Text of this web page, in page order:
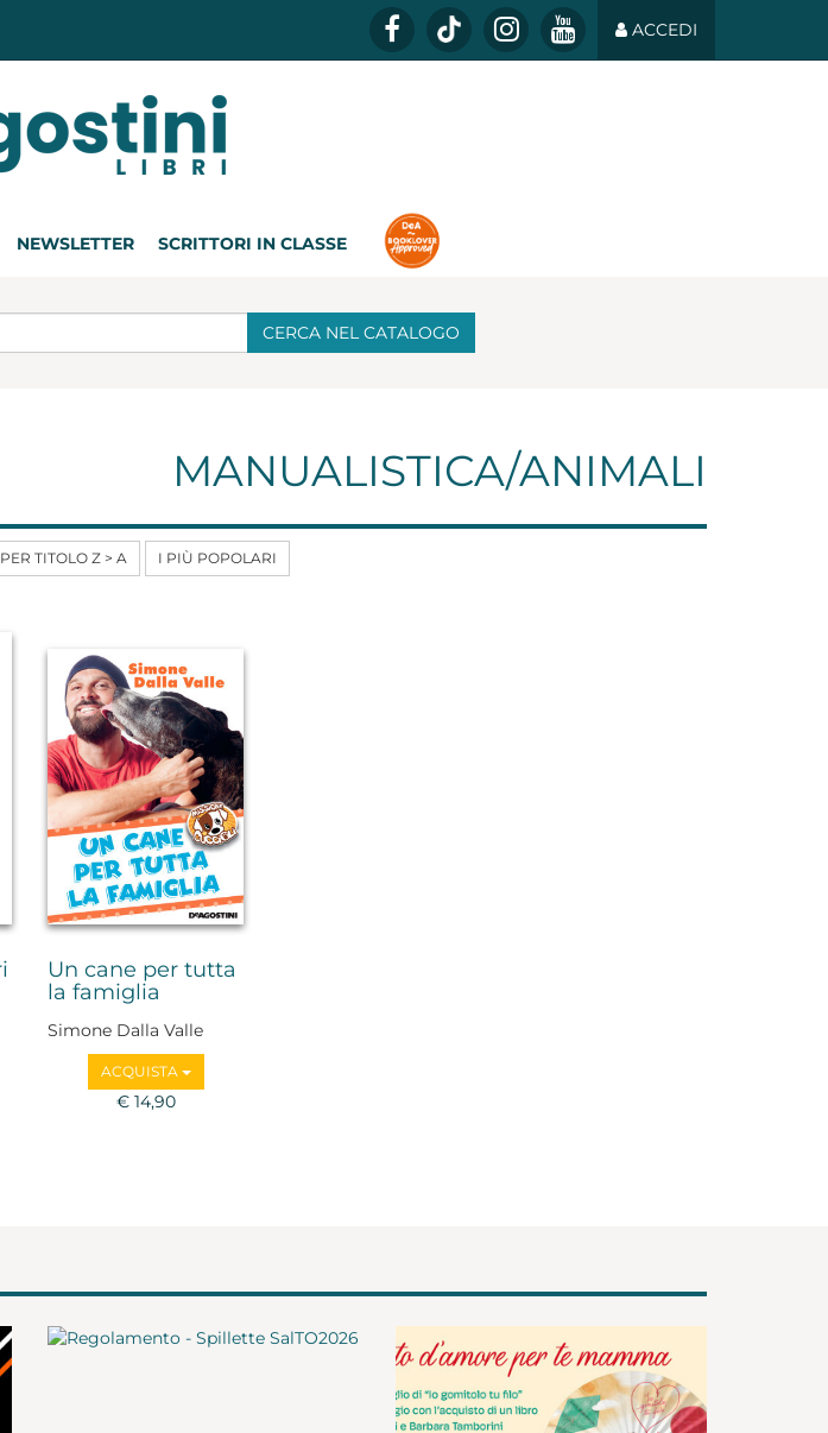
ACCEDI
NEWSLETTER SCRITTORI IN CLASSE
CERCA NEL CATALOGO
MANUALISTICA/ANIMALI
PER TITOLO Z > A I PIÙ POPOLARI
Un cane per tutta
la famiglia
Simone Dalla Valle
ACQUISTA
€ 14,90